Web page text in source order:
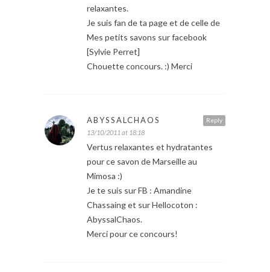
relaxantes.
Je suis fan de ta page et de celle de
Mes petits savons sur facebook
[Sylvie Perret]
Chouette concours. :) Merci
Reply
ABYSSALCHAOS
13/10/2011 at 18:18
Vertus relaxantes et hydratantes
pour ce savon de Marseille au
Mimosa :)
Je te suis sur FB : Amandine
Chassaing et sur Hellocoton :
AbyssalChaos.
Merci pour ce concours!